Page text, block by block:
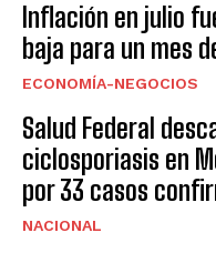
Inflación en julio
baja para un mes
ECONOMÍA-NEGOCIOS
Salud Federal
ciclosporiasis en
por 33 casos
NACIONAL